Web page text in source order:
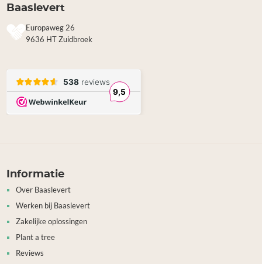
Baaslevert
Europaweg 26
9636 HT Zuidbroek
Informatie
Over Baaslevert
Werken bij Baaslevert
Zakelijke oplossingen
Plant a tree
Reviews